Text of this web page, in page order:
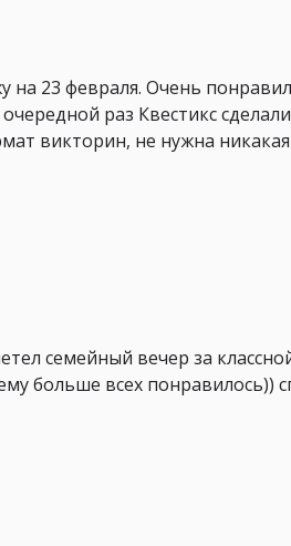
23 февраля. Очень
раз Квестикс
викторин, не нужна никакая
семейный вечер за
больше всех понравилось))